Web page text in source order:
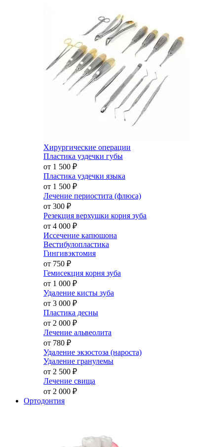
Хирургические операции
Пластика уздечки губы
от 1 500 ₽
Пластика уздечки языка
от 1 500 ₽
Лечение периостита (флюса)
от 300 ₽
Резекция верхушки корня зуба
от 4 000 ₽
Иссечение капюшона
Вестибулопластика
Гингивэктомия
от 750 ₽
Гемисекция корня зуба
от 1 000 ₽
Удаление кисты зуба
от 3 000 ₽
Пластика десны
от 2 000 ₽
Лечение альвеолита
от 780 ₽
Удаление экзостоза (нароста)
Удаление гранулемы
от 2 500 ₽
Лечение свища
от 2 000 ₽
Ортодонтия